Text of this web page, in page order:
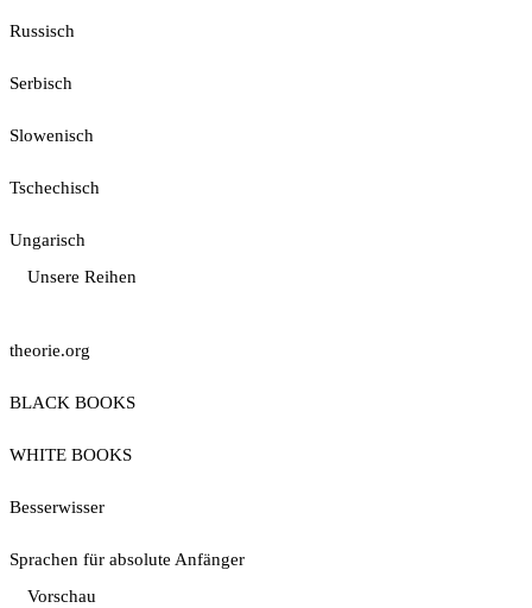
Russisch
Serbisch
Slowenisch
Tschechisch
Ungarisch
Unsere Reihen
theorie.org
BLACK BOOKS
WHITE BOOKS
Besserwisser
Sprachen für absolute Anfänger
Vorschau